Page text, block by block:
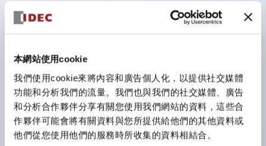
本網站使用cookie
我們使用cookie來將內容和廣告個人化，以提供社交媒體
功能和分析我們的流量。我們也與我們的社交媒體、廣告
和分析合作夥伴分享有關您使用我們網站的資料，這些合
作夥伴可能會將有關資料與您所提供給他們的其他資料或
他們從您使用他們的服務時所收集的資料相結合。
完整支援全球各地需求的多種電壓規格。
顏色。
支援色彩通用設計（CUD）：可清楚辨識正方平頭形指
示燈的亮燈/熄燈狀態，以及點燈時的顏色識別。
符合 ISO 3864-4 安全色規範：在危險或緊急狀況下，
顏色表現更明確鮮明，便於更多人識別。